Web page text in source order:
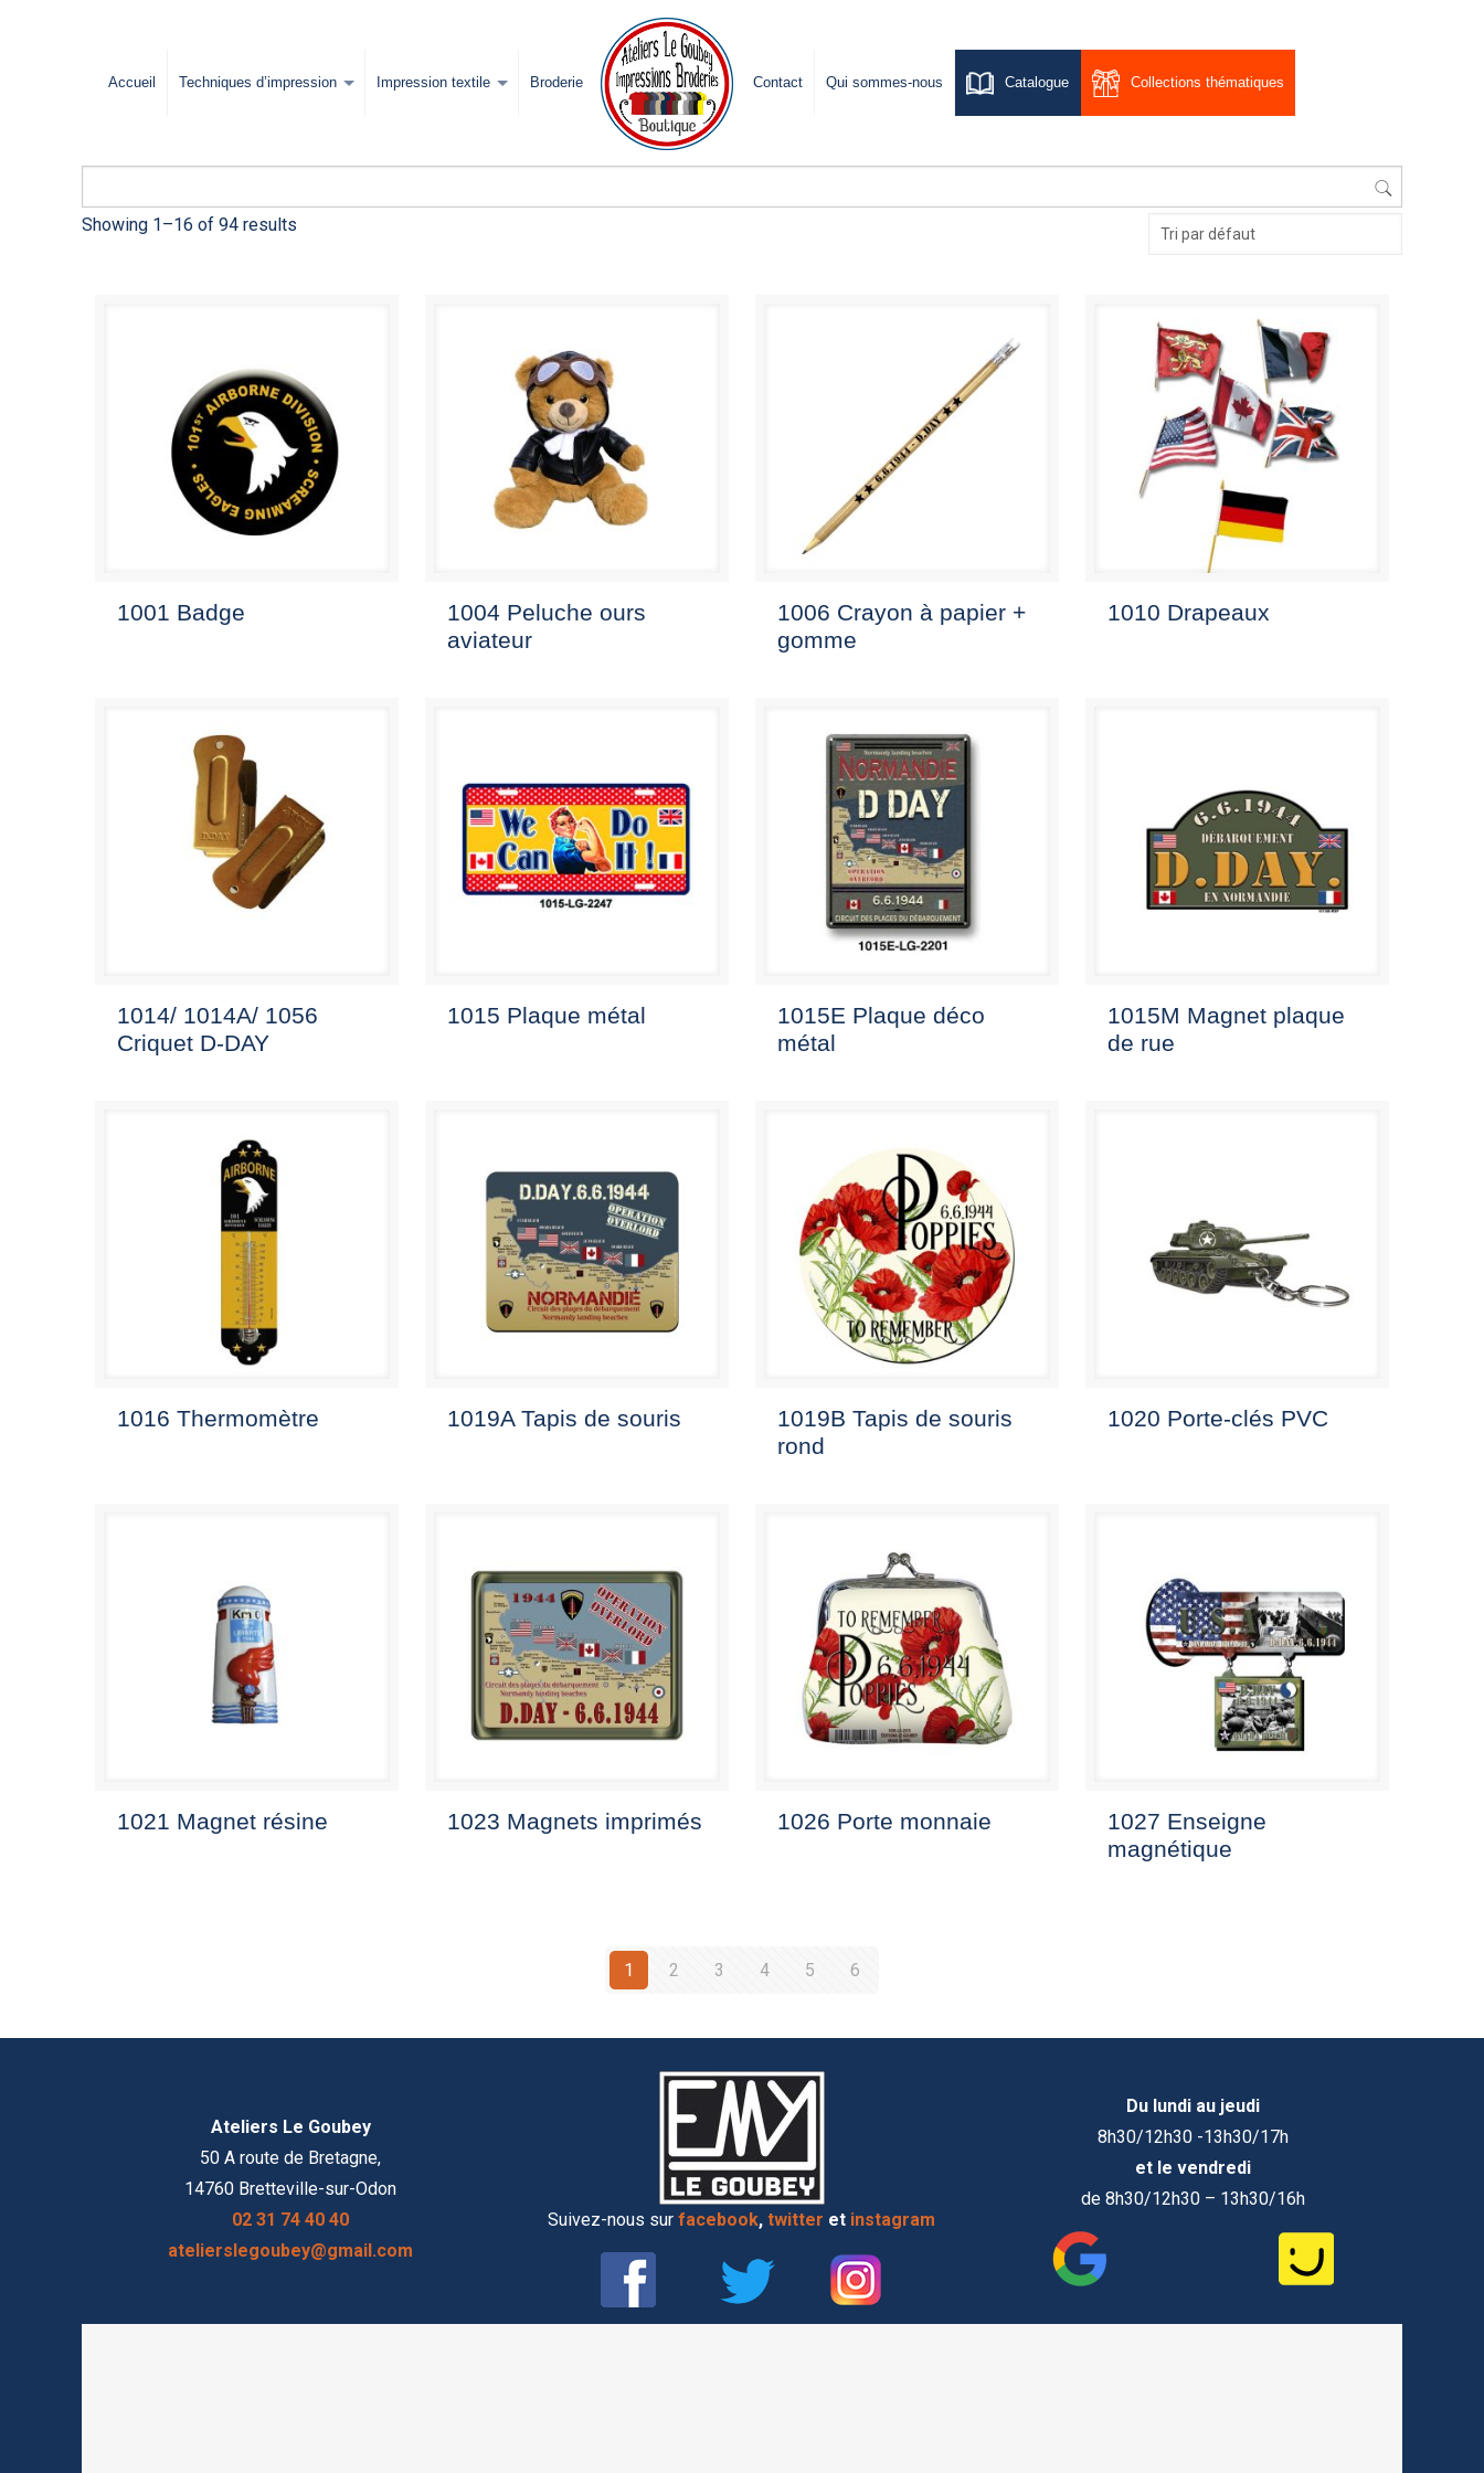
Accueil Techniques d’impression Impression textile Broderie Contact Qui sommes-nous Catalogue Collections thématiques
Showing 1–16 of 94 results
1001 Badge
1004 Peluche ours
aviateur
1006 Crayon à papier +
gomme
1010 Drapeaux
1014/ 1014A/ 1056
Criquet D-DAY
1015 Plaque métal
1015E Plaque déco
métal
1015M Magnet plaque
de rue
1016 Thermomètre 1019A Tapis de souris
1019B Tapis de souris
rond
1020 Porte-clés PVC
1021 Magnet résine 1023 Magnets imprimés 1026 Porte monnaie
1027 Enseigne
magnétique
1 2 3 4 5 6
Ateliers Le Goubey
50 A route de Bretagne,
14760 Bretteville-sur-Odon
02 31 74 40 40
atelierslegoubey@gmail.com
Suivez-nous surfacebook, twitter et instagram
Du lundi au jeudi
8h30/12h30 -13h30/17h
et le vendredi
de 8h30/12h30 – 13h30/16h